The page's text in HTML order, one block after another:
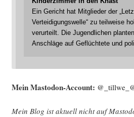
Ein Gericht hat Mitglieder der
Verteidigungswelle“ zu teilweise
verurteilt. Die Jugendlichen
Anschläge auf Geflüchtete und
Mein Mast­o­don-Account:
Mein Blog ist aktu­ell nicht auf